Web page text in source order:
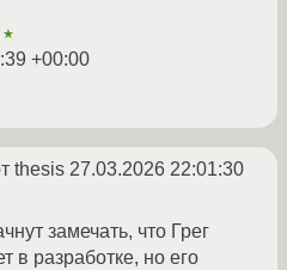
+00:00
thesis 27.03.2026 22:01:30
замечать, что Грег
в разработке, но его